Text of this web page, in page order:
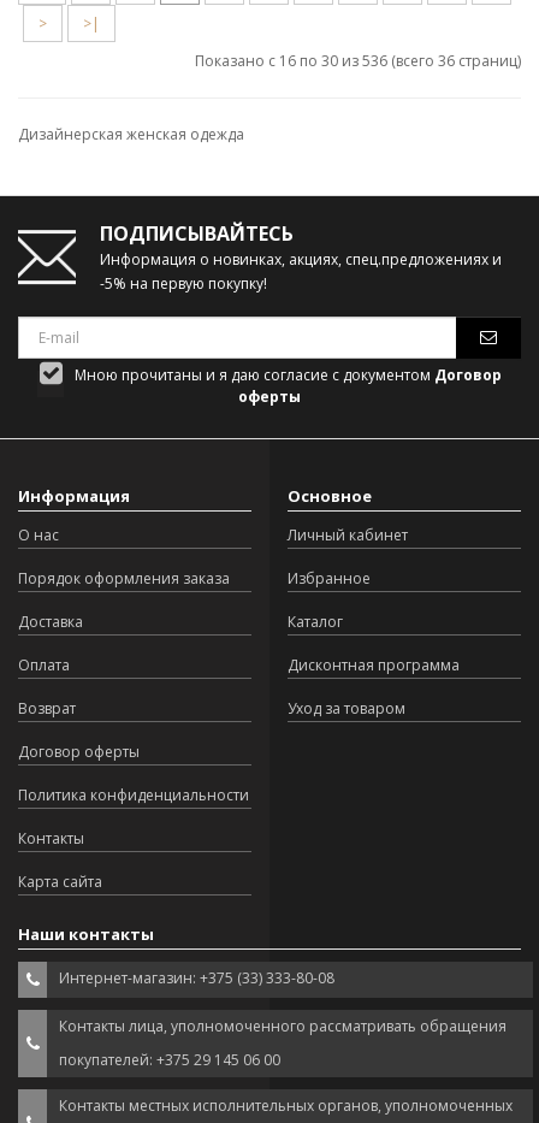
>
>|
Показано с 16 по 30 из 536 (всего 36 страниц)
Дизайнерская женская одежда
ПОДПИСЫВАЙТЕСЬ
Информация о новинках, акциях, спец.предложениях и
-5% на первую покупку!
Мною прочитаны и я даю согласие с документом Договор
оферты
Информация
О нас
Порядок оформления заказа
Доставка
Оплата
Возврат
Договор оферты
Политика конфиденциальности
Контакты
Карта сайта
Основное
Личный кабинет
Избранное
Каталог
Дисконтная программа
Уход за товаром
Наши контакты
Интернет-магазин: +375 (33) 333-80-08
Контакты лица, уполномоченного рассматривать обращения
покупателей: +375 29 145 06 00
Контакты местных исполнительных органов, уполномоченных